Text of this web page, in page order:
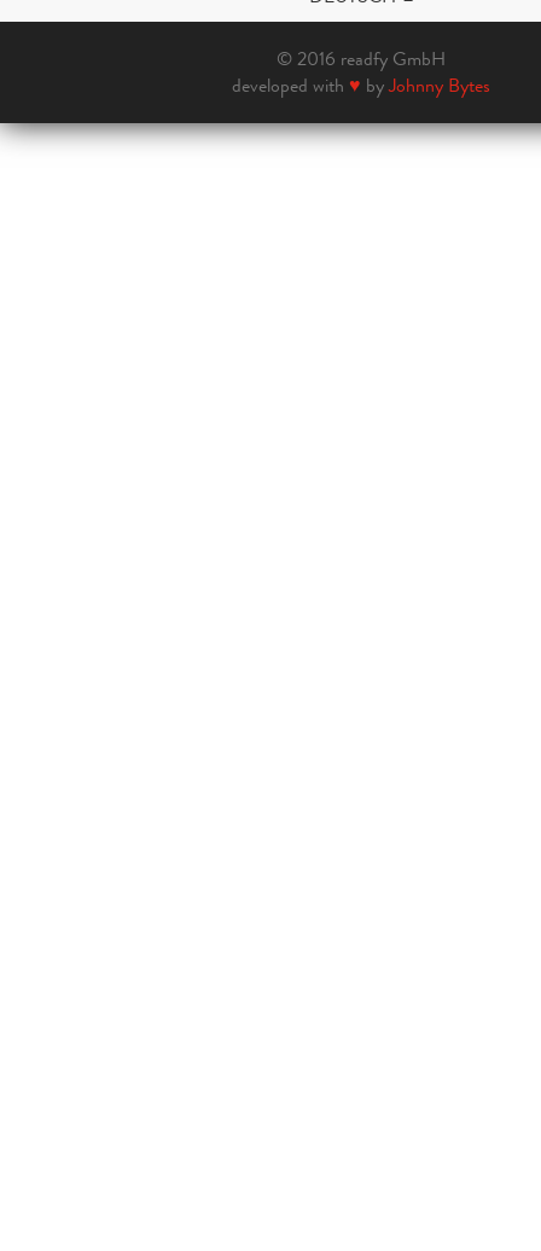
© 2016 readfy GmbH
developed with ♥ byJohnny Bytes